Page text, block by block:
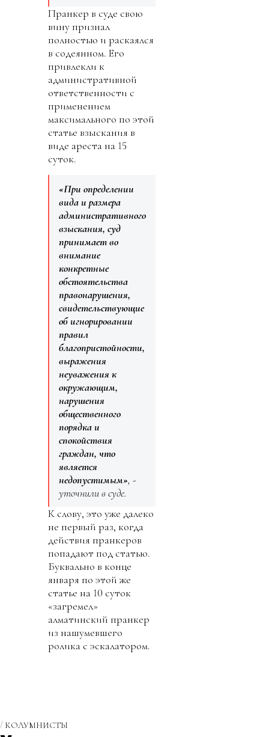
Пранкер в суде свою
вину признал
полностью и раскаялся
в содеянном. Его
привлекли к
административной
ответственности с
применением
максимального по этой
статье взыскания в
виде ареста на 15
суток.
«При определении
вида и размера
административного
взыскания, суд
принимает во
внимание
конкретные
обстоятельства
правонарушения,
свидетельствующие
об игнорировании
правил
благопристойности,
выражения
неуважения к
окружающим,
нарушения
общественного
порядка и
спокойствия
граждан, что
является
недопустимым», -
уточнили в суде.
К слову, это уже далеко
не первый раз, когда
действия пранкеров
попадают под статью.
Буквально в конце
января по этой же
статье на 10 суток
«загремел»
алматинский пранкер
из нашумевшего
ролика с эскалатором.
КОЛУМНИСТЫ